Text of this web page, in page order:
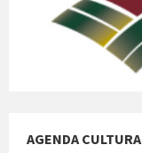
AGENDA